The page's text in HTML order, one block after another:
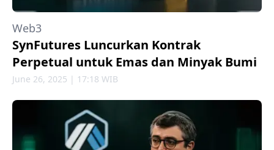
Web3
SynFutures Luncurkan Kontrak
Perpetual untuk Emas dan Minyak Bumi
June 26, 2025 | 17:18 WIB